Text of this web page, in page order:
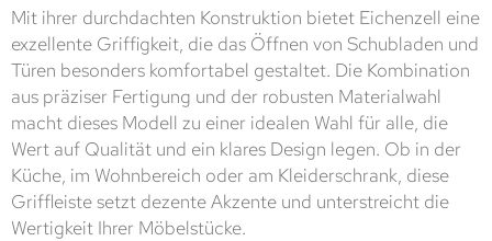
Mit ihrer durchdachten Konstruktion bietet Eichenzell eine
exzellente Griffigkeit, die das Öffnen von Schubladen und
Türen besonders komfortabel gestaltet. Die Kombination
aus präziser Fertigung und der robusten Materialwahl
macht dieses Modell zu einer idealen Wahl für alle, die
Wert auf Qualität und ein klares Design legen. Ob in der
Küche, im Wohnbereich oder am Kleiderschrank, diese
Griffleiste setzt dezente Akzente und unterstreicht die
Wertigkeit Ihrer Möbelstücke.